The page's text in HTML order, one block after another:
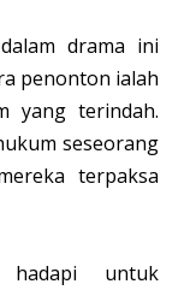
drama ini
penonton ialah
yang terindah.
seseorang
terpaksa
untuk